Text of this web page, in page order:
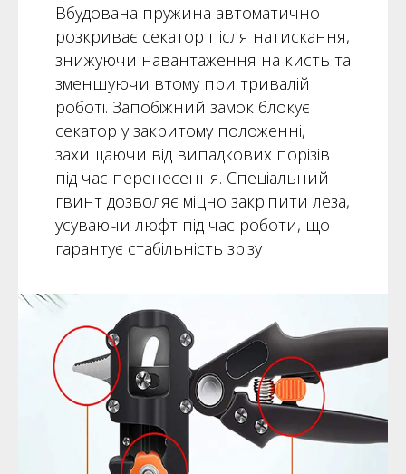
Вбудована пружина автоматично
розкриває секатор після натискання,
знижуючи навантаження на кисть та
зменшуючи втому при тривалій
роботі. Запобіжний замок блокує
секатор у закритому положенні,
захищаючи від випадкових порізів
під час перенесення. Спеціальний
гвинт дозволяє міцно закріпити леза,
усуваючи люфт під час роботи, що
гарантує стабільність зрізу